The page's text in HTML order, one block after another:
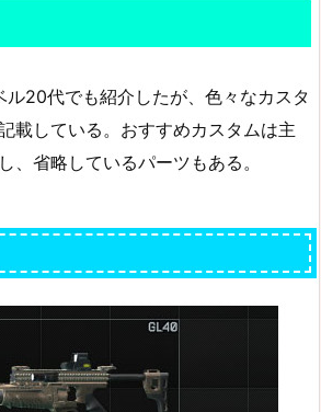
ル20代でも紹介したが、色々なカスタ
載している。おすすめカスタムは主
、省略しているパーツもある。